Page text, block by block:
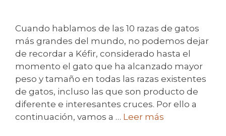
Cuando hablamos de las 10 razas de gatos
más grandes del mundo, no podemos dejar
de recordar a Kéfir, considerado hasta el
momento el gato que ha alcanzado mayor
peso y tamaño en todas las razas existentes
de gatos, incluso las que son producto de
diferente e interesantes cruces. Por ello a
continuación, vamos a … Leer más